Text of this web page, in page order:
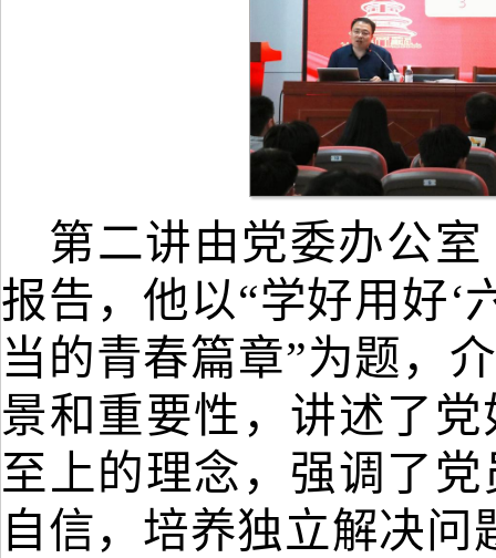
第二讲由党委办公
报告，他以“学好用好‘
当的青春篇章”为题，
景和重要性，讲述了
至上的理念，强调了
自信，培养独立解决问